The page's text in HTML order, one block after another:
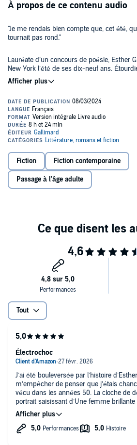
À propos de ce contenu audio
"Je me rendais bien compte que, cet été,
tournait pas rond."
Lauréate d’un concours de poésie, Esther
New York l’été de ses dix-neuf ans.
mode, les flirts et les amitiés fugaces, elle
Censée s’amuser comme jamais, elle
elle, tiraillée entre ses aspirations littéraires
de femme au foyer, elle sombre dans une
fait interner.
Constance Dollé s'empare avec une grande
incontournable, célébré pour son humour
sur la société patriarcale.
©1972 Editions Denoël (P)2024 Editions
Fiction Fiction contemporaine
Passage à l'âge adulte
Tout
J’ai été bouleversée par l’histoire
m’empêcher de penser que j’étais chanceuse de ne pas avoir
vécu dans les années 50. La cloche de
portrait saisissant d’Une femme
d’une grande lucidité sur le mal qui la
totalement décalée au sein de cette
entre au plus profond de sa souffrance.
Électrochoc